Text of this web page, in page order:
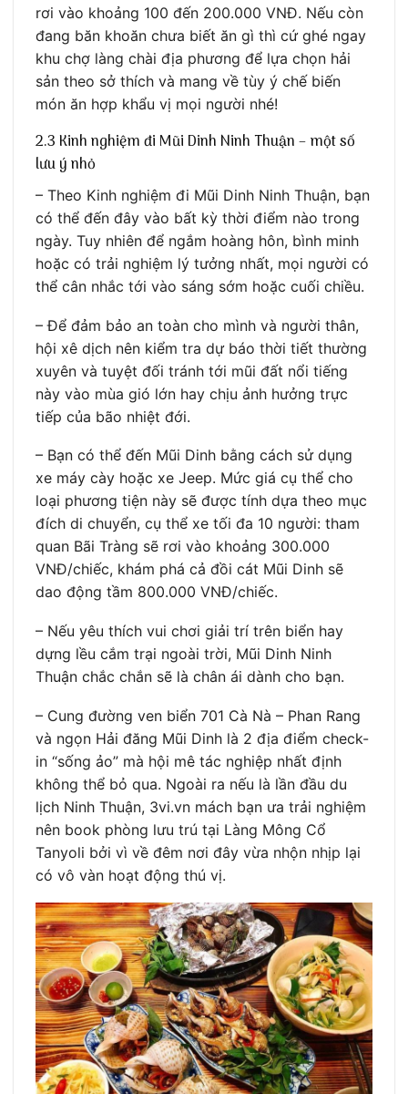
rơi vào khoảng 100 đến 200.000 VNĐ. Nếu còn
đang băn khoăn chưa biết ăn gì thì cứ ghé ngay
khu chợ làng chài địa phương để lựa chọn hải
sản theo sở thích và mang về tùy ý chế biến
món ăn hợp khẩu vị mọi người nhé!
2.3 Kinh nghiệm đi Mũi Dinh Ninh Thuận – một số
lưu ý nhỏ
– Theo Kinh nghiệm đi Mũi Dinh Ninh Thuận, bạn
có thể đến đây vào bất kỳ thời điểm nào trong
ngày. Tuy nhiên để ngắm hoàng hôn, bình minh
hoặc có trải nghiệm lý tưởng nhất, mọi người có
thể cân nhắc tới vào sáng sớm hoặc cuối chiều.
– Để đảm bảo an toàn cho mình và người thân,
hội xê dịch nên kiểm tra dự báo thời tiết thường
xuyên và tuyệt đối tránh tới mũi đất nổi tiếng
này vào mùa gió lớn hay chịu ảnh hưởng trực
tiếp của bão nhiệt đới.
– Bạn có thể đến Mũi Dinh bằng cách sử dụng
xe máy cày hoặc xe Jeep. Mức giá cụ thể cho
loại phương tiện này sẽ được tính dựa theo mục
đích di chuyển, cụ thể xe tối đa 10 người: tham
quan Bãi Tràng sẽ rơi vào khoảng 300.000
VNĐ/chiếc, khám phá cả đồi cát Mũi Dinh sẽ
dao động tầm 800.000 VNĐ/chiếc.
– Nếu yêu thích vui chơi giải trí trên biển hay
dựng lều cắm trại ngoài trời, Mũi Dinh Ninh
Thuận chắc chắn sẽ là chân ái dành cho bạn.
– Cung đường ven biển 701 Cà Nà – Phan Rang
và ngọn Hải đăng Mũi Dinh là 2 địa điểm check-
in “sống ảo” mà hội mê tác nghiệp nhất định
không thể bỏ qua. Ngoài ra nếu là lần đầu du
lịch Ninh Thuận, 3vi.vn mách bạn ưa trải nghiệm
nên book phòng lưu trú tại Làng Mông Cổ
Tanyoli bởi vì về đêm nơi đây vừa nhộn nhịp lại
có vô vàn hoạt động thú vị.